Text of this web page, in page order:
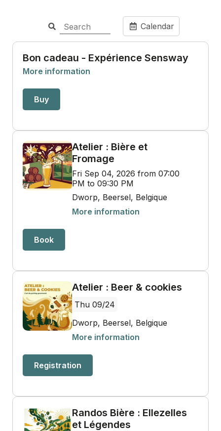
Calendar
Bon cadeau - Expérience Sensway
More information
Buy
Atelier : Bière et
Fromage
Fri Sep 04, 2026 from 07:00
PM to 09:30 PM
Dworp, Beersel, Belgique
More information
Book
Atelier : Beer & cookies
Thu 09/24
Dworp, Beersel, Belgique
More information
Registration
Randos Bière : Ellezelles
et Légendes